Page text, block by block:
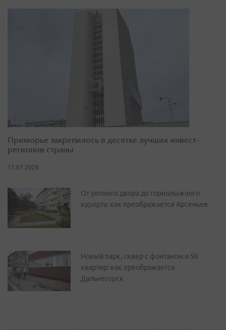
Приморье закрепилось в десятке лучших инвест-
регионов страны
17.07.2026
От уютного двора до горнолыжного
курорта: как преображается Арсеньев
Новый парк, сквер с фонтаном и 50
квартир: как преображается
Дальнегорск